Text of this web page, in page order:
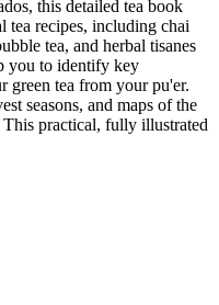
this detailed tea book
tea recipes, including chai
tea, and herbal tisanes
you to identify key
green tea from your pu'er.
seasons, and maps of the
practical, fully illustrated